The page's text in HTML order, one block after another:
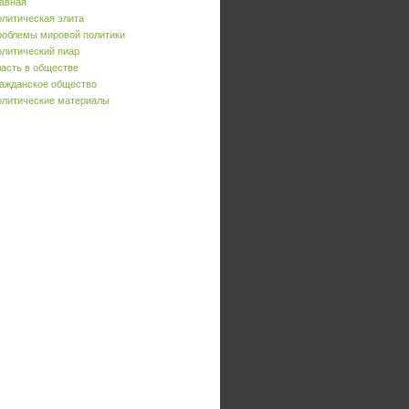
элита
мировой политики
пиар
в обществе
общество
материалы